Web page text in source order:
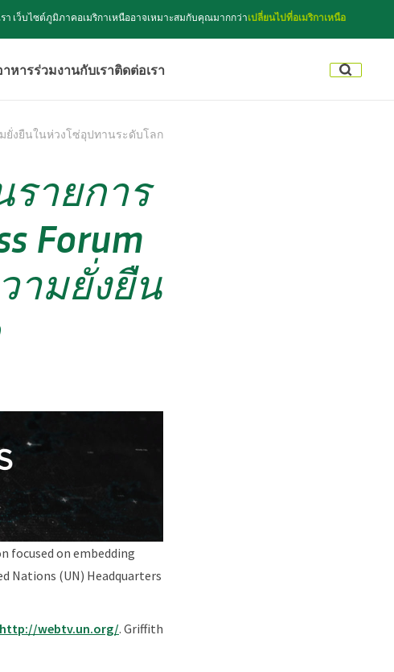
เว็บไซต์ภูมิภาคอเมริกาเหนืออาจเหมาะสมกับคุณมากกว่าเปลี่ยนไปที่อเมริกาเหนือ
าหารร่วมงานกับเราติดต่อเรา
ยั่งยืนในห่วงโซ่อุปทานระดับโลก
ายการ
Forum
ามยั่งยืน
focused on embedding
Nations (UN) Headquarters
http://webtv.un.org/. Griffith